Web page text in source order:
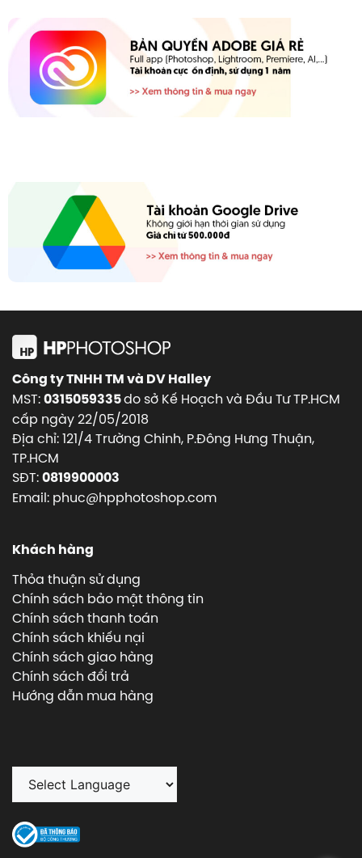
Công ty TNHH TM và DV Halley
MST:0315059335do sở Kế Hoạch và Đầu Tư TP.HCM
cấp ngày 22/05/2018
Địa chỉ: 121/4 Trường Chinh, P.Đông Hưng Thuận,
TP.HCM
SĐT:0819900003
Email: phuc@hpphotoshop.com
Khách hàng
Thỏa thuận sử dụng
Chính sách bảo mật thông tin
Chính sách thanh toán
Chính sách khiếu nại
Chính sách giao hàng
Chính sách đổi trả
Hướng dẫn mua hàng